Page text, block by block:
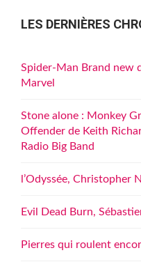
LES DERNIÈRES
Spider-Man Brand new
Marvel
Stone alone : Monkey
Offender de Keith
Radio Big Band
l’Odyssée, Christopher
Evil Dead Burn,
Pierres qui roulent